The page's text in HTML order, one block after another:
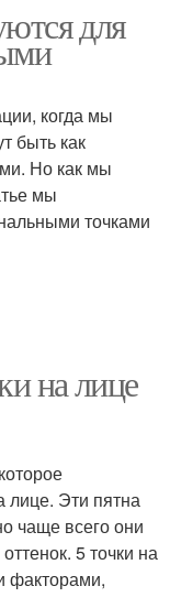
для
когда мы
быть как
Но как мы
мы
точками
на лице
лице. Эти пятна
чаще всего они
5 точки на
факторами,